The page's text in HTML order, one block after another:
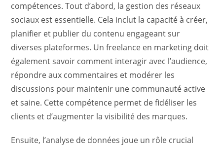
compétences. Tout d’abord, la gestion des réseaux
sociaux est essentielle. Cela inclut la capacité à créer,
planifier et publier du contenu engageant sur
diverses plateformes. Un freelance en marketing doit
également savoir comment interagir avec l’audience,
répondre aux commentaires et modérer les
discussions pour maintenir une communauté active
et saine. Cette compétence permet de fidéliser les
clients et d’augmenter la visibilité des marques.
Ensuite, l’analyse de données joue un rôle crucial